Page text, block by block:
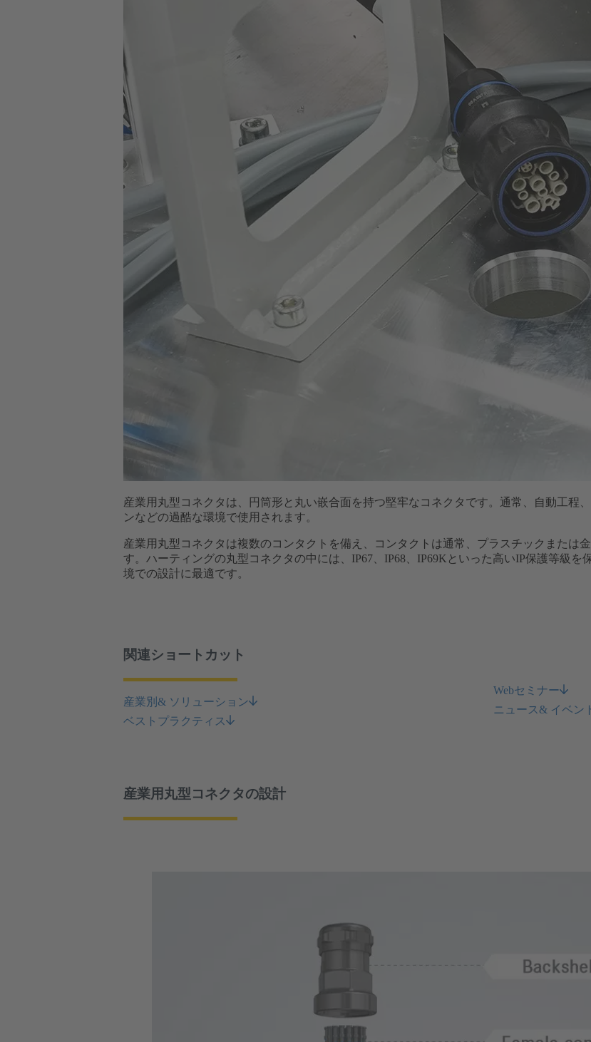
産業用丸型コネクタは、円筒形と丸い嵌合面を持つ堅牢なコネクタです。通常、自動工程
ンなどの過酷な環境で使用されます。
産業用丸型コネクタは複数のコンタクトを備え、コンタクトは通常、プラスチックまたは
す。ハーティングの丸型コネクタの中には、IP67、IP68、IP69Kといった高いIP保護等級を
境での設計に最適です。
関連ショートカット
産業別& ソリューション
ベストプラクティス
Webセミナー
ニュース& イベン
産業用丸型コネクタの設計